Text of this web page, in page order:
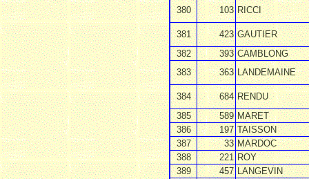
380
103 RICCI
381 423 GAUTIER
382
393 CAMBLONG
383
363 LANDEMAINE
384 684 RENDU
385
589 MARET
386
197 TAISSON
387
33 MARDOC
388
221 ROY
389
457 LANGEVIN